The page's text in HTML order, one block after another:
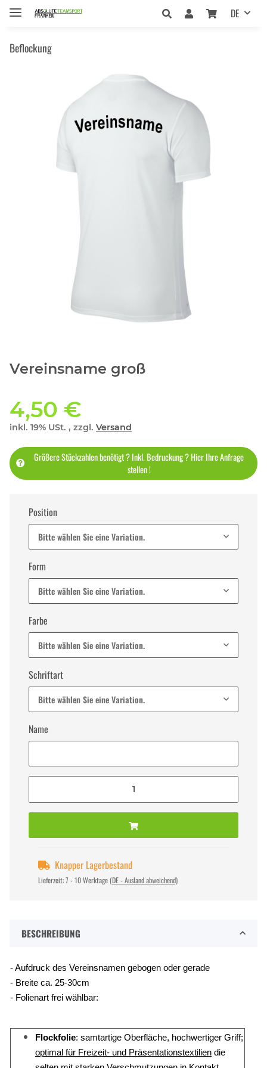
DE
Beflockung
Vereinsname groß
4,50 €
inkl. 19% USt. , zzgl. Versand
Größere Stückzahlen benötigt ? Inkl. Bedruckung ? Hier Ihre Anfrage
stellen !
Position
Bitte wählen Sie eine Variation.
Form
Bitte wählen Sie eine Variation.
Farbe
Bitte wählen Sie eine Variation.
Schriftart
Bitte wählen Sie eine Variation.
Name
Knapper Lagerbestand
Lieferzeit:7 - 10 Werktage (DE - Ausland abweichend)
BESCHREIBUNG
- Aufdruck des Vereinsnamen gebogen oder gerade
- Breite ca. 25-30cm
- Folienart frei wählbar:
Flockfolie: samtartige Oberfläche, hochwertiger Griff;
optimal für Freizeit- und Präsentationstextilien die